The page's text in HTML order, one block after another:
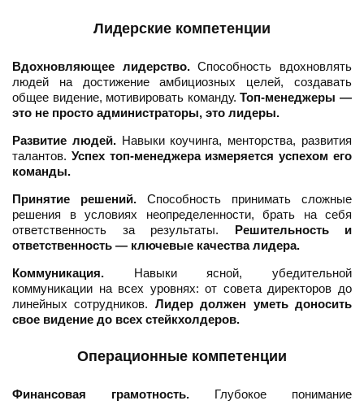
Лидерские компетенции
Вдохновляющее лидерство.Способность вдохновлять
людей на достижение амбициозных целей, создавать
общее видение, мотивировать команду.Топ-менеджеры —
это не просто администраторы, это лидеры.
Развитие людей.Навыки коучинга, менторства, развития
талантов. Успех топ-менеджера измеряется успехом его
команды.
Принятие решений. Способность принимать сложные
решения в условиях неопределенности, брать на себя
ответственность за результаты. Решительность и
ответственность — ключевые качества лидера.
Коммуникация. Навыки ясной, убедительной
коммуникации на всех уровнях: от совета директоров до
линейных сотрудников. Лидер должен уметь доносить
свое видение до всех стейкхолдеров.
Операционные компетенции
Финансовая грамотность. Глубокое понимание